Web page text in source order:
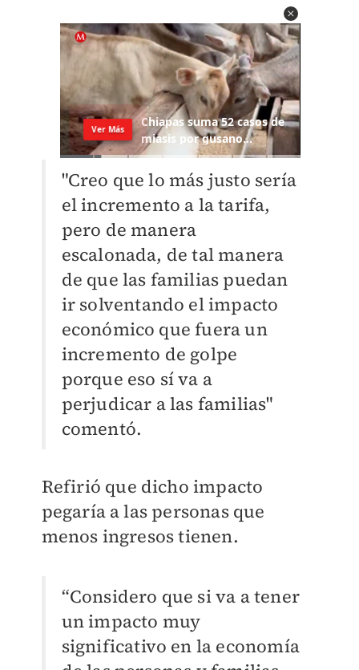
"Creo que lo más justo sería
el incremento a la tarifa,
pero de manera
escalonada, de tal manera
de que las familias puedan
ir solventando el impacto
económico que fuera un
incremento de golpe
porque eso sí va a
perjudicar a las familias"
comentó.
Refirió que dicho impacto
pegaría a las personas que
menos ingresos tienen.
“Considero que si va a tener
un impacto muy
significativo en la economía